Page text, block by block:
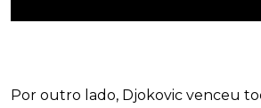
Por outro lado, Djokovic venceu